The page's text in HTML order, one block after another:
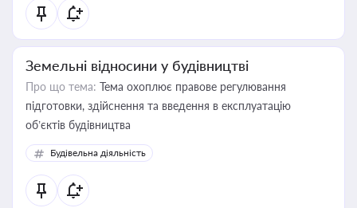
Земельні відносини у будівництві
Про що тема: Тема охоплює правове регулювання
підготовки, здійснення та введення в експлуатацію
об’єктів будівництва
Будівельна діяльність